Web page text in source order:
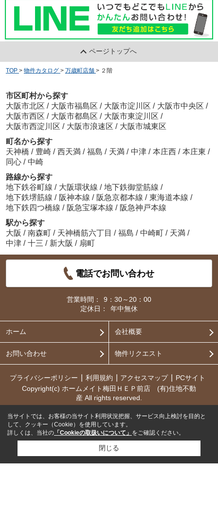
ページトップへ
TOP > 物件カタログ > 万歳町店舗 > ２階
市区町村から探す
大阪市北区 / 大阪市福島区 / 大阪市淀川区 / 大阪市中央区 /
大阪市西区 / 大阪市都島区 / 大阪市東淀川区 /
大阪市西淀川区 / 大阪市浪速区 / 大阪市城東区
町名から探す
天神橋 / 豊崎 / 西天満 / 福島 / 天満 / 中津 / 本庄西 / 本庄東 /
同心 / 中崎
路線から探す
地下鉄谷町線 / 大阪環状線 / 地下鉄御堂筋線 /
地下鉄堺筋線 / 阪神本線 / 阪急京都本線 / 東海道本線 /
地下鉄四つ橋線 / 阪急宝塚本線 / 阪急神戸本線
駅から探す
大阪 / 南森町 / 天神橋筋六丁目 / 福島 / 中崎町 / 天満 /
中津 / 十三 / 新大阪 / 扇町
電話でお問い合わせ
営業時間：
9：30～20：00
定休日：
年中無休
ホーム 会社概要
お問い合わせ 物件リクエスト
プライバシーポリシー 利用規約 アクセスマップ
PCサイト
Copyright(c) ホームメイト梅田ＨＥＰ前店 (有)住地不動
産 All rights reserved.
当サイトでは、お客様の当サイト利用状況把握、サービス向上検討を目的と
して、クッキー（Cookie）を使用しています。
詳しくは、当社の 「Cookieの取扱いについて」 をご確認ください。
閉じる